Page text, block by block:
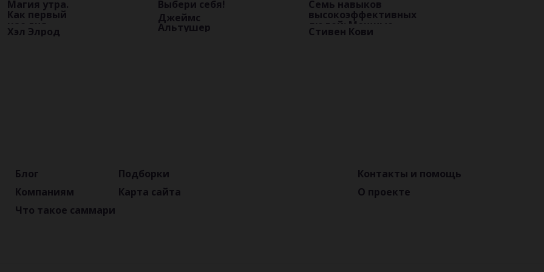
Магия утра.
Как первый
час дня
определяет
Хэл Элрод
Выбери себя!
Джеймс
Альтушер
Семь навыков
высокоэффективных
людей: Мощные
инструменты
Стивен Кови
Блог
Подборки
Компаниям
Карта сайта
Что такое саммари
Контакты и помощь
О проекте